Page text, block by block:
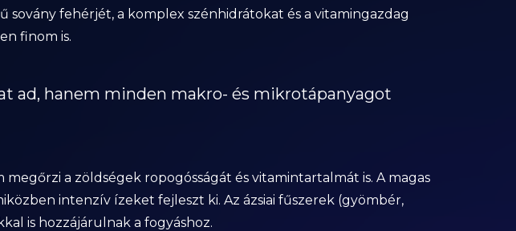
fehérjét, a komplex szénhidrátokat és a vitamingazdag
finom is.
ad, hanem minden makro- és mikrotápanyagot
a zöldségek ropogósságát és vitamintartalmát is. A magas
intenzív ízeket fejleszt ki. Az ázsiai fűszerek (gyömbér,
is hozzájárulnak a fogyáshoz.